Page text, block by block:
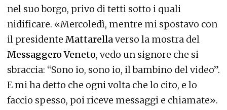
nel suo borgo, privo di tetti sotto i quali
nidificare. «Mercoledì, mentre mi spostavo con
il presidente Mattarellaverso la mostra del
Messaggero Veneto, vedo un signore che si
sbraccia: “Sono io, sono io, il bambino del video”.
E mi ha detto che ogni volta che lo cito, e lo
faccio spesso, poi riceve messaggi e chiamate».